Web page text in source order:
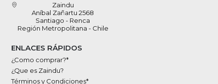
Zaindu
Aníbal Zañartu 2568
Santiago - Renca
Región Metropolitana - Chile
ENLACES RÁPIDOS
¿Como comprar?*
¿Que es Zaindu?
Términos y Condiciones*